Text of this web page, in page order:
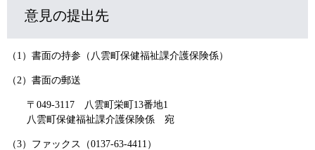
意見の提出先
（1）書面の持参（八雲町保健福祉課介護保険係）
（2）書面の郵送
〒049-3117 八雲町栄町13番地1
八雲町保健福祉課介護保険係 宛
（3）ファックス（0137-63-4411）